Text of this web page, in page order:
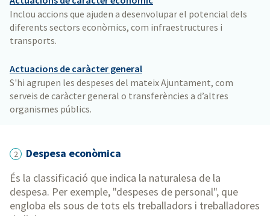
Inclou accions que ajuden a desenvolupar el potencial dels
diferents sectors econòmics, com infraestructures i
transports.
Actuacions de caràcter general
S'hi agrupen les despeses del mateix Ajuntament, com
serveis de caràcter general o transferències a d’altres
organismes públics.
2
Despesa econòmica
És la classificació que indica la naturalesa de la
despesa. Per exemple, "despeses de personal", que
engloba els sous de tots els treballadors i treballadores